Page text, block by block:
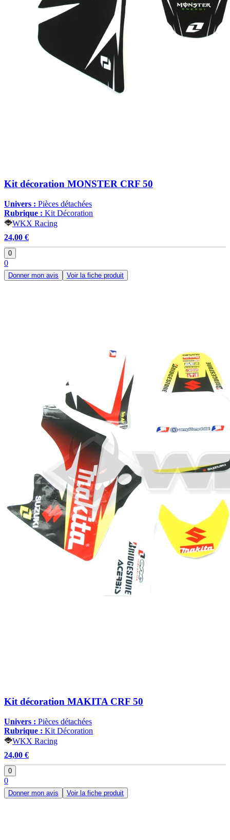
Kit décoration MONSTER CRF 50
Univers : Pièces détachées
Rubrique : Kit Décoration
WKX Racing
24,00 €
0
0
Donner mon avis Voir la fiche produit
Kit décoration MAKITA CRF 50
Univers : Pièces détachées
Rubrique : Kit Décoration
WKX Racing
24,00 €
0
0
Donner mon avis Voir la fiche produit